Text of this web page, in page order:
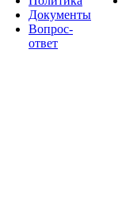
Документы
Вопрос-
ответ